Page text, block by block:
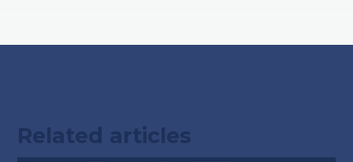
Related articles